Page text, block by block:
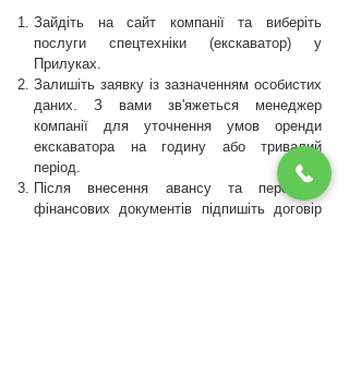
Зайдіть на сайт компанії та виберіть
послуги спецтехніки (екскаватор) у
Прилуках.
Залишіть заявку із зазначенням особистих
даних. З вами зв'яжеться менеджер
компанії для уточнення умов оренди
екскаватора на годину або тривалий
період.
Після внесення авансу та перевірки
фінансових документів підпишіть договір